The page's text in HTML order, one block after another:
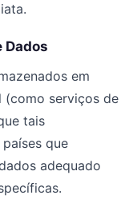
Dados
em
(como serviços de
tais
que
adequado